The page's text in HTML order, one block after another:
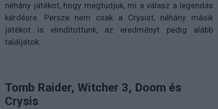
néhány játékot, hogy megtudjuk, mi a válasz a legendás
kérdésre. Persze nem csak a Crysist, néhány másik
játékot is elindítottunk, az eredményt pedig alább
találjátok.
Tomb Raider, Witcher 3, Doom és
Crysis